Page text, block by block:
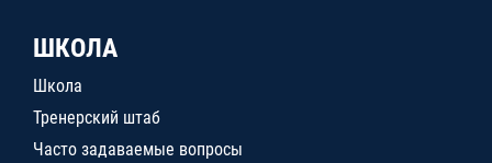
ШКОЛА
Школа
Тренерский штаб
Часто задаваемые вопросы